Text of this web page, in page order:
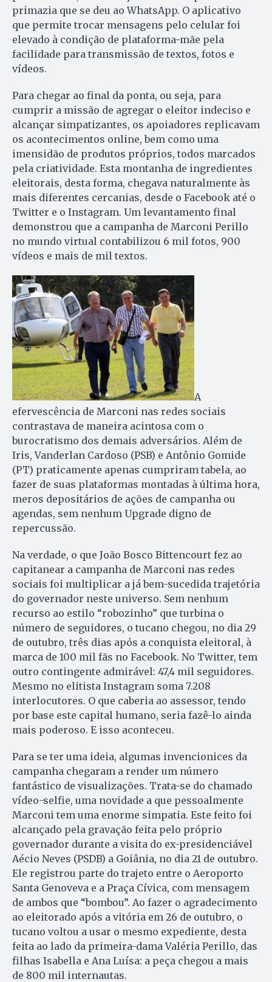
primazia que se deu ao WhatsApp. O aplicativo
que permite trocar mensagens pelo celular foi
elevado à condição de plataforma-mãe pela
facilidade para transmissão de textos, fotos e
vídeos.
Para chegar ao final da ponta, ou seja, para
cumprir a missão de agregar o eleitor indeciso e
alcançar simpatizantes, os apoiadores replicavam
os acontecimentos online, bem como uma
imensidão de produtos próprios, todos marcados
pela criatividade. Esta montanha de ingredientes
eleitorais, desta forma, chegava naturalmente às
mais diferentes cercanias, desde o Facebook até o
Twitter e o Instagram. Um levantamento final
demonstrou que a campanha de Marconi Perillo
no mundo virtual contabilizou 6 mil fotos, 900
vídeos e mais de mil textos.
A
efervescência de Marconi nas redes sociais
contrastava de maneira acintosa com o
burocratismo dos demais adversários. Além de
Iris, Vanderlan Cardoso (PSB) e Antônio Gomide
(PT) praticamente apenas cumpriram tabela, ao
fazer de suas plataformas montadas à última hora,
meros depositários de ações de campanha ou
agendas, sem nenhum Upgrade digno de
repercussão.
Na verdade, o que João Bosco Bittencourt fez ao
capitanear a campanha de Marconi nas redes
sociais foi multiplicar a já bem-sucedida trajetória
do governador neste universo. Sem nenhum
recurso ao estilo “robozinho” que turbina o
número de seguidores, o tucano chegou, no dia 29
de outubro, três dias após a conquista eleitoral, à
marca de 100 mil fãs no Facebook. No Twitter, tem
outro contingente admirável: 47,4 mil seguidores.
Mesmo no elitista Instagram soma 7.208
interlocutores. O que caberia ao assessor, tendo
por base este capital humano, seria fazê-lo ainda
mais poderoso. E isso aconteceu.
Para se ter uma ideia, algumas invencionices da
campanha chegaram a render um número
fantástico de visualizações. Trata-se do chamado
vídeo-selfie, uma novidade a que pessoalmente
Marconi tem uma enorme simpatia. Este feito foi
alcançado pela gravação feita pelo próprio
governador durante a visita do ex-presidenciável
Aécio Neves (PSDB) a Goiânia, no dia 21 de outubro.
Ele registrou parte do trajeto entre o Aeroporto
Santa Genoveva e a Praça Cívica, com mensagem
de ambos que “bombou”. Ao fazer o agradecimento
ao eleitorado após a vitória em 26 de outubro, o
tucano voltou a usar o mesmo expediente, desta
feita ao lado da primeira-dama Valéria Perillo, das
filhas Isabella e Ana Luísa: a peça chegou a mais
de 800 mil internautas.